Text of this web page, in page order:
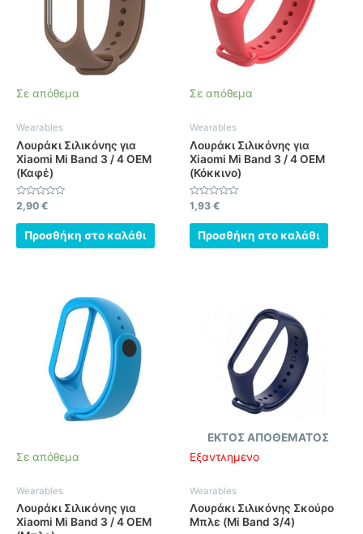
Σε απόθεμα
Wearables
Λουράκι Σιλικόνης για
Xiaomi Mi Band 3 / 4 OEM
(Καφέ)
Βαθμολογήθηκε
με
0
από
2,90 €
Προσθήκη στο καλάθι
Σε απόθεμα
Wearables
Λουράκι Σιλικόνης για
Xiaomi Mi Band 3 / 4 OEM
(Κόκκινο)
Βαθμολογήθηκε
με
0
από
1,93 €
Προσθήκη στο καλάθι
Σε απόθεμα
Wearables
Λουράκι Σιλικόνης για
Xiaomi Mi Band 3 / 4 OEM
ΕΚΤΌΣ ΑΠΟΘΈΜΑΤΟΣ
Εξαντλημένο
Wearables
Λουράκι Σιλικόνης Σκούρο
Μπλε (Mi Band 3/4)